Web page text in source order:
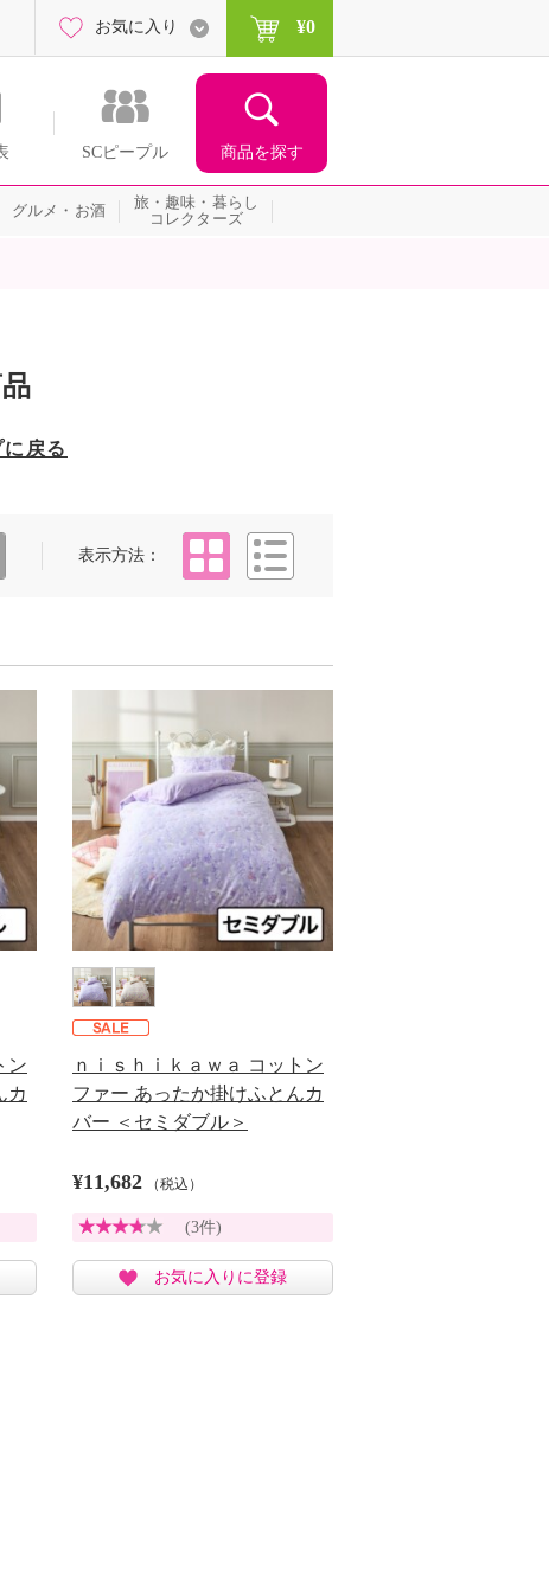
SCピープル 商品を探す
お気に入り ¥0
グルメ・お酒
旅・趣味・暮らし
コレクターズ
戻る
表示方法
タイル
ン
カ
ｎｉｓｈｉｋａｗａ コットン
ファー あったか掛けふとんカ
バー ＜セミダブル＞
¥11,682 （税込）
(3件)
お気に入りに登録